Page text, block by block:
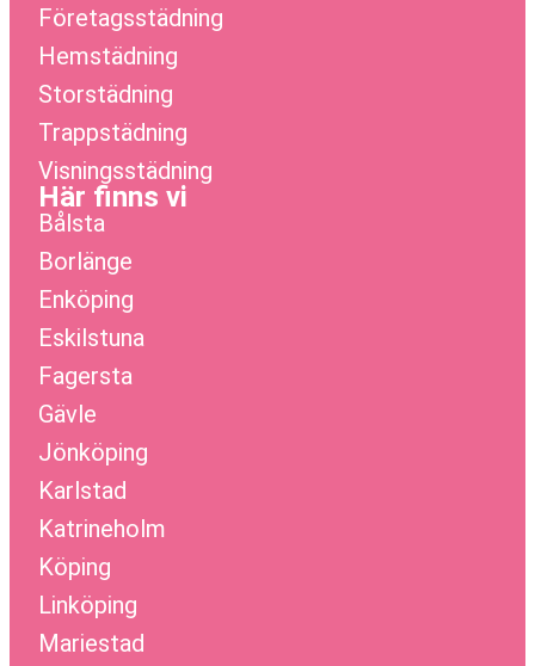
Företagsstädning
Hemstädning
Storstädning
Trappstädning
Visningsstädning
Här finns vi
Bålsta
Borlänge
Enköping
Eskilstuna
Fagersta
Gävle
Jönköping
Karlstad
Katrineholm
Köping
Linköping
Mariestad